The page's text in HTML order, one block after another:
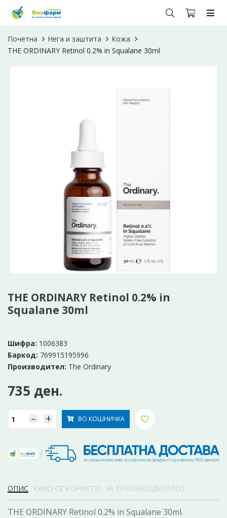
Почетна Нега и заштита
Кожа
THE ORDINARY Retinol 0.2% in Squalane 30ml
THE ORDINARY Retinol 0.2% in
Squalane 30ml
Шифра: 1006383
Баркод: 769915195996
Производител: The Ordinary
735 ден.
– + ВО КОШНИЧКА
ОПИС КАКО СЕ КОРИСТИ ЗА ПРОИЗВОДИТЕЛОТ
THE ORDINARY Retinol 0.2% in Squalane 30ml.